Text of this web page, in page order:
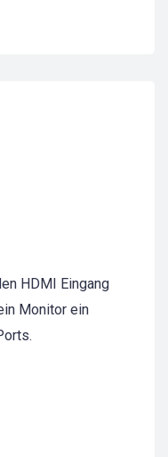
HDMI Eingang
Monitor ein